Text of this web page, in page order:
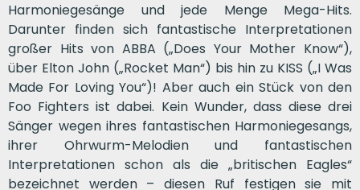
Harmoniegesänge und jede Menge Mega-Hits.
Darunter finden sich fantastische Interpretationen
großer Hits von ABBA („Does Your Mother Know“),
über Elton John („Rocket Man“) bis hin zu KISS („I Was
Made For Loving You“)! Aber auch ein Stück von den
Foo Fighters ist dabei. Kein Wunder, dass diese drei
Sänger wegen ihres fantastischen Harmoniegesangs,
ihrer Ohrwurm-Melodien und fantastischen
Interpretationen schon als die „britischen Eagles“
bezeichnet werden – diesen Ruf festigen sie mit